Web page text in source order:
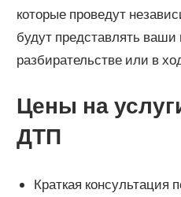
которые проведут
будут представлять
разбирательстве или в
Цены на
ДТП
Краткая консультация